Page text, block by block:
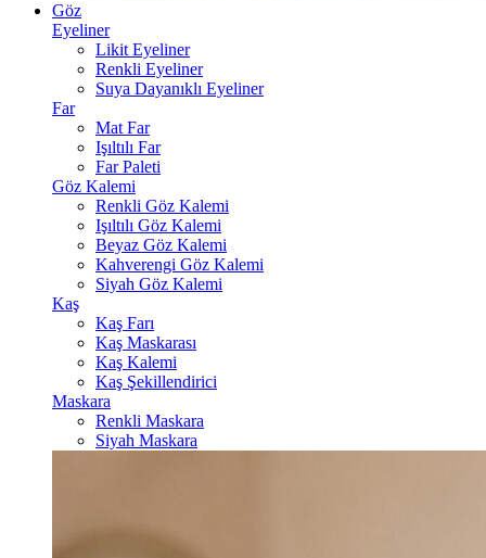
Göz
Eyeliner
Likit Eyeliner
Renkli Eyeliner
Suya Dayanıklı Eyeliner
Far
Mat Far
Işıltılı Far
Far Paleti
Göz Kalemi
Renkli Göz Kalemi
Işıltılı Göz Kalemi
Beyaz Göz Kalemi
Kahverengi Göz Kalemi
Siyah Göz Kalemi
Kaş
Kaş Farı
Kaş Maskarası
Kaş Kalemi
Kaş Şekillendirici
Maskara
Renkli Maskara
Siyah Maskara